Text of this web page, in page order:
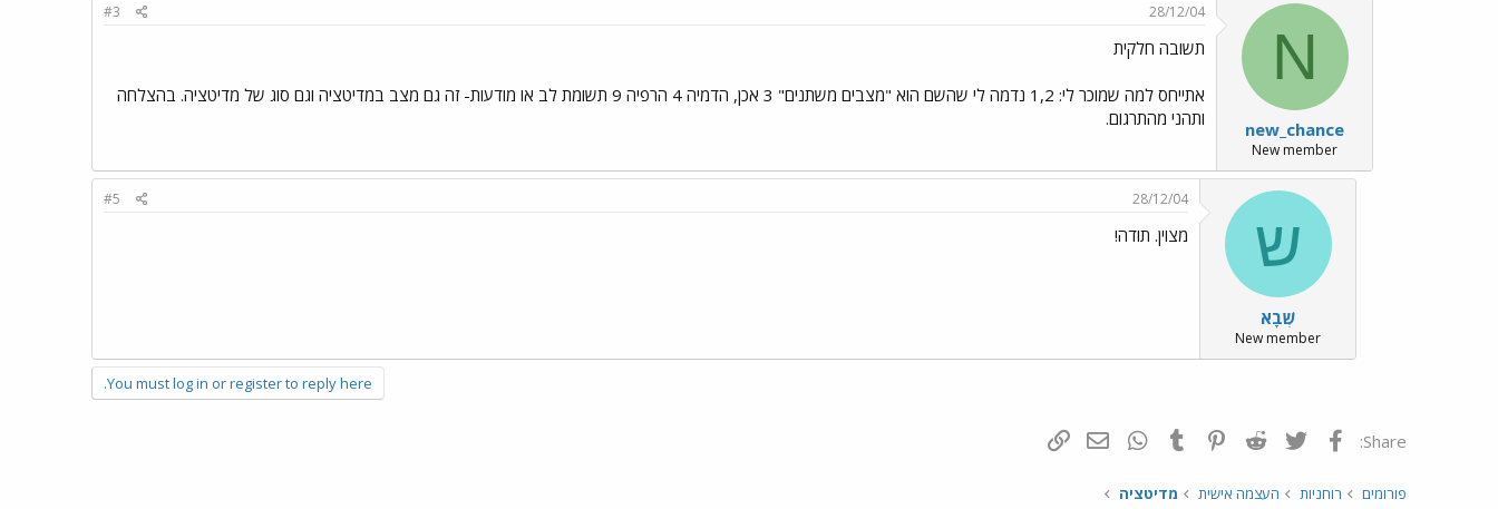
N
new_chance
New member
28/12/04
#3
תשובה חלקית
אתייחס למה שמוכר לי: 1,2 נדמה לי שהשם הוא "מצבים משתנים" 3 אכן, הדמיה 4 הרפיה 9 תשומת לב או מודעות- זה גם מצב במדיטציה וגם סוג של מדיטציה. בהצלחה
ותהני מהתרגום.
ש
שְׁבָא
New member
28/12/04
#5
מצוין. תודה!
You must log in or register to reply here.
Share: פייסבוק Twitter
Reddit
Pinterest
Tumblr
WhatsAppדואר אלקטרוני
פורומים רוחניות העצמה אישית מדיטציה